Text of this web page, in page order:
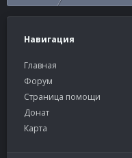
Навигация
Главная
Форум
Страница помощи
Донат
Карта